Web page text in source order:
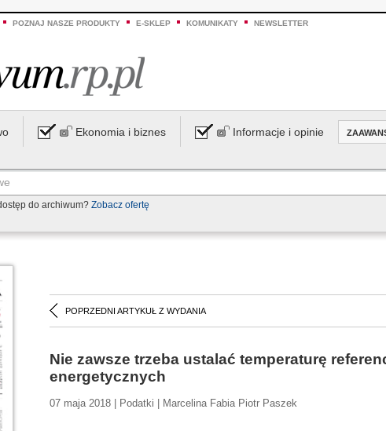
POZNAJ NASZE PRODUKTY E-SKLEP KOMUNIKATY NEWSLETTER
Ekonomia i biznes Informacje i opinie
do archiwum? Zobacz ofertę
POPRZEDNI ARTYKUŁ Z WYDANIA
Nie zawsze trzeba ustalać temperaturę
energetycznych
07 maja 2018 | Podatki | Marcelina Fabia Piotr Paszek